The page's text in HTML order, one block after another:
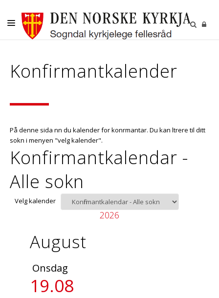
KYRKJELEGE HANDLINGAR
VAKSNE, DIAKONI OG FRIVILLIGE
KULTUR
GRAVPLASS
Konfirmantkalender
På denne sida finn du kalender for konfirmantar. Du kan filtrere til ditt
sokn i menyen "velg kalender".
Konfirmantkalendar -
Alle sokn
Velg kalender
2026
August
Onsdag
19.08